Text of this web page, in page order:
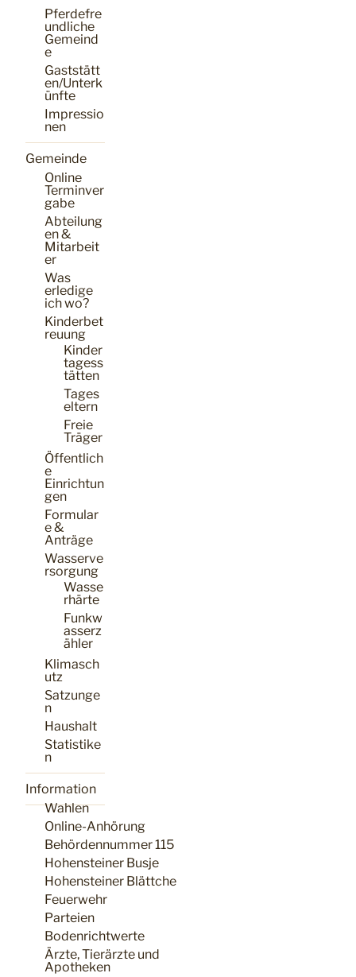
Pferdefre
undliche
Gemeind
e
Gaststätt
en/Unterk
ünfte
Impressio
nen
Gemeinde
Online
Terminver
gabe
Abteilung
en &
Mitarbeit
er
Was
erledige
ich wo?
Kinderbet
reuung
Kinder
tagess
tätten
Tages
eltern
Freie
Träger
Öffentlich
e
Einrichtun
gen
Formular
e &
Anträge
Wasserve
rsorgung
Wasse
rhärte
Funkw
asserz
ähler
Klimasch
utz
Satzunge
n
Haushalt
Statistike
n
Information
Wahlen
Online-Anhörung
Behördennummer 115
Hohensteiner Busje
Hohensteiner Blättche
Feuerwehr
Parteien
Bodenrichtwerte
Ärzte, Tierärzte und
Apotheken